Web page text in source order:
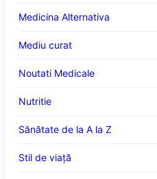
Medicina Alternativa
Mediu curat
Noutati Medicale
Nutritie
Sănătate de la A la Z
Stil de viaţă